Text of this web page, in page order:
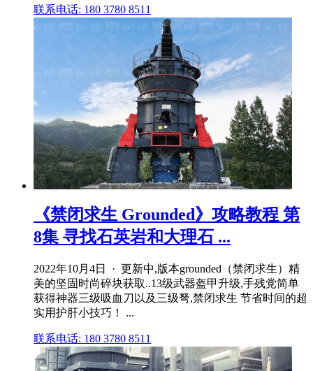
联系电话: 180 3780 8511
《禁闭求生 Grounded》攻略教程 第
8集 寻找石英岩和大理石 ...
2022年10月4日 · 更新中,版本grounded（禁闭求生）精
美的坚固时尚碎块获取..13级武器盔甲升级,手残党简单
获得神器三级吸血刀以及三级弩,禁闭求生 节省时间的超
实用护肝小技巧！ ...
联系电话: 180 3780 8511